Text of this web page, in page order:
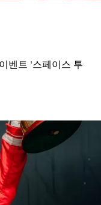
벤트 '스페이스 투